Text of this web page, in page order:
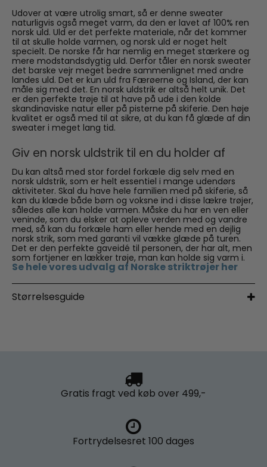
Udover at være utrolig smart, så er denne sweater
naturligvis også meget varm, da den er lavet af 100% ren
norsk uld. Uld er det perfekte materiale, når det kommer
til at skulle holde varmen, og norsk uld er noget helt
specielt. De norske får har nemlig en meget stærkere og
mere modstandsdygtig uld. Derfor tåler en norsk sweater
det barske vejr meget bedre sammenlignet med andre
landes uld. Det er kun uld fra Færøerne og Island, der kan
måle sig med det. En norsk uldstrik er altså helt unik. Det
er den perfekte trøje til at have på ude i den kolde
skandinaviske natur eller på pisterne på skiferie. Den høje
kvalitet er også med til at sikre, at du kan få glæde af din
sweater i meget lang tid.
Giv en norsk uldstrik til en du holder af
Du kan altså med stor fordel forkæle dig selv med en
norsk uldstrik, som er helt essentiel i mange udendørs
aktiviteter. Skal du have hele familien med på skiferie, så
kan du klæde både børn og voksne ind i disse lækre trøjer,
således alle kan holde varmen. Måske du har en ven eller
veninde, som du elsker at opleve verden med og vandre
med, så kan du forkæle ham eller hende med en dejlig
norsk strik, som med garanti vil vække glæde på turen.
Det er den perfekte gaveidé til personen, der har alt, men
som fortjener en lækker trøje, man kan holde sig varm i.
Se hele vores udvalg af Norske striktrøjer her
Størrelsesguide
Gratis fragt ved køb over 499,-
Fortrydelsesret 100 dages